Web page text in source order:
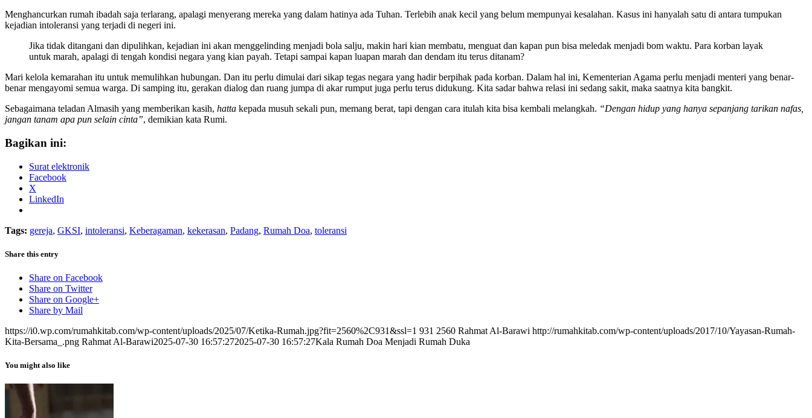
Menghancurkan rumah ibadah saja terlarang, apalagi menyerang mereka yang dalam hatinya ada Tuhan. Terlebih anak kecil yang belum mempunyai kesalahan. Kasus ini hanyalah satu di antara tumpukan
kejadian intoleransi yang terjadi di negeri ini.
Jika tidak ditangani dan dipulihkan, kejadian ini akan menggelinding menjadi bola salju, makin hari kian membatu, menguat dan kapan pun bisa meledak menjadi bom waktu. Para korban layak
untuk marah, apalagi di tengah kondisi negara yang kian payah. Tetapi sampai kapan luapan marah dan dendam itu terus ditanam?
Mari kelola kemarahan itu untuk memulihkan hubungan. Dan itu perlu dimulai dari sikap tegas negara yang hadir berpihak pada korban. Dalam hal ini, Kementerian Agama perlu menjadi menteri yang benar-
benar mengayomi semua warga. Di samping itu, gerakan dialog dan ruang jumpa di akar rumput juga perlu terus didukung. Kita sadar bahwa relasi ini sedang sakit, maka saatnya kita bangkit.
Sebagaimana teladan Almasih yang memberikan kasih, hatta kepada musuh sekali pun, memang berat, tapi dengan cara itulah kita bisa kembali melangkah. “Dengan hidup yang hanya sepanjang tarikan nafas,
jangan tanam apa pun selain cinta”, demikian kata Rumi.
Bagikan ini:
Surat elektronik
Facebook
X
LinkedIn
Tags: gereja, GKSI, intoleransi, Keberagaman, kekerasan, Padang, Rumah Doa, toleransi
Share this entry
Share on Facebook
Share on Twitter
Share on Google+
Share by Mail
https://i0.wp.com/rumahkitab.com/wp-content/uploads/2025/07/Ketika-Rumah.jpg?fit=2560%2C931&ssl=1 931 2560 Rahmat Al-Barawi http://rumahkitab.com/wp-content/uploads/2017/10/Yayasan-Rumah-
Kita-Bersama_.png Rahmat Al-Barawi2025-07-30 16:57:272025-07-30 16:57:27Kala Rumah Doa Menjadi Rumah Duka
You might also like